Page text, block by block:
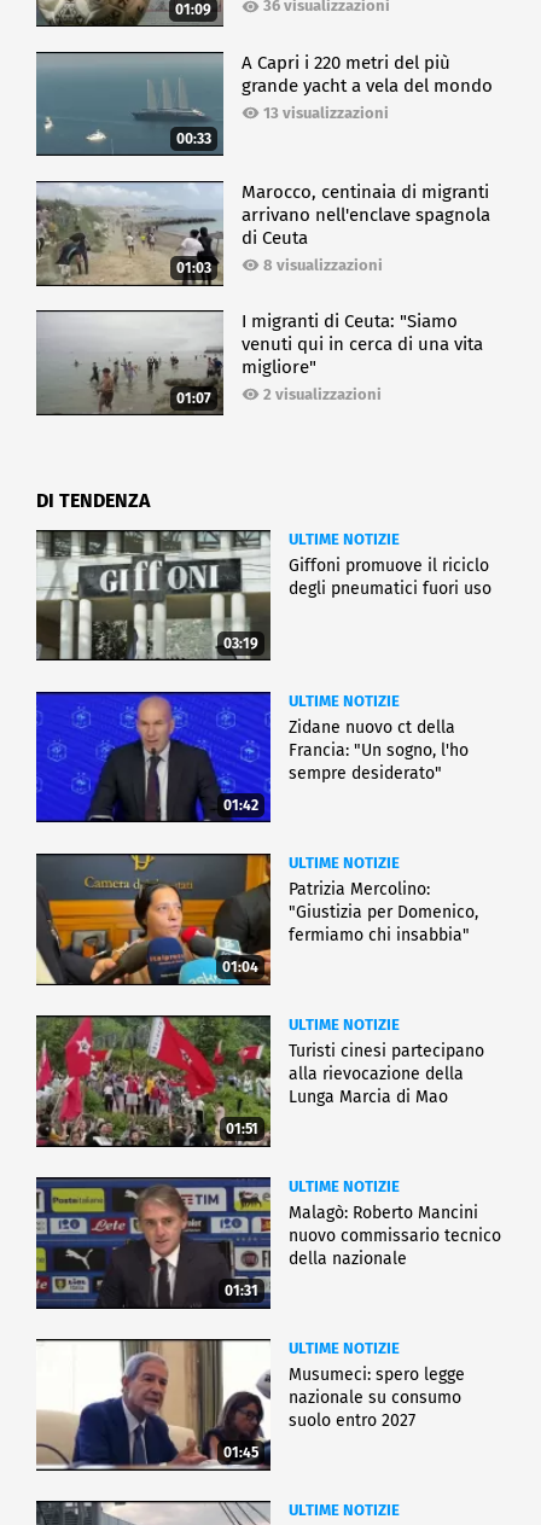
01:09 36 visualizzazioni
00:33
A Capri i 220 metri del più
grande yacht a vela del mondo
13 visualizzazioni
01:03
Marocco, centinaia di migranti
arrivano nell'enclave spagnola
di Ceuta
8 visualizzazioni
01:07
I migranti di Ceuta: "Siamo
venuti qui in cerca di una vita
migliore"
2 visualizzazioni
DI TENDENZA
03:19
ULTIME NOTIZIE
Giffoni promuove il riciclo
degli pneumatici fuori uso
01:42
ULTIME NOTIZIE
Zidane nuovo ct della
Francia: "Un sogno, l'ho
sempre desiderato"
01:04
ULTIME NOTIZIE
Patrizia Mercolino:
"Giustizia per Domenico,
fermiamo chi insabbia"
01:51
ULTIME NOTIZIE
Turisti cinesi partecipano
alla rievocazione della
Lunga Marcia di Mao
01:31
ULTIME NOTIZIE
Malagò: Roberto Mancini
nuovo commissario tecnico
della nazionale
01:45
ULTIME NOTIZIE
Musumeci: spero legge
nazionale su consumo
suolo entro 2027
ULTIME NOTIZIE